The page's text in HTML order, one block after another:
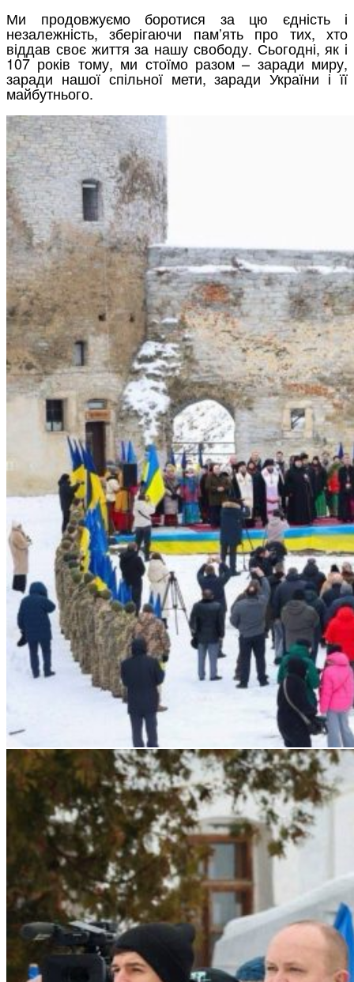
Ми продовжуємо боротися за цю єдність і
незалежність, зберігаючи пам’ять про тих, хто
віддав своє життя за нашу свободу. Сьогодні, як і
107 років тому, ми стоїмо разом – заради миру,
заради нашої спільної мети, заради України і її
майбутнього.